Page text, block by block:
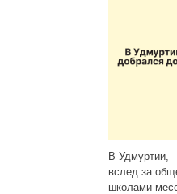
В Удмуртии,
вслед за
школами мессенджер